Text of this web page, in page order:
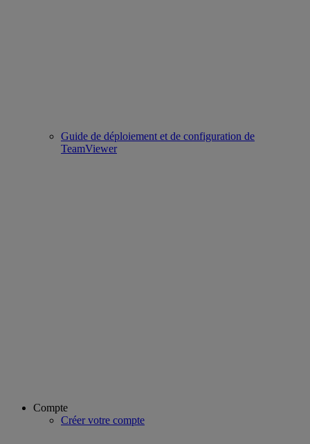
Guide de déploiement et de configuration de
TeamViewer
Compte
Créer votre compte